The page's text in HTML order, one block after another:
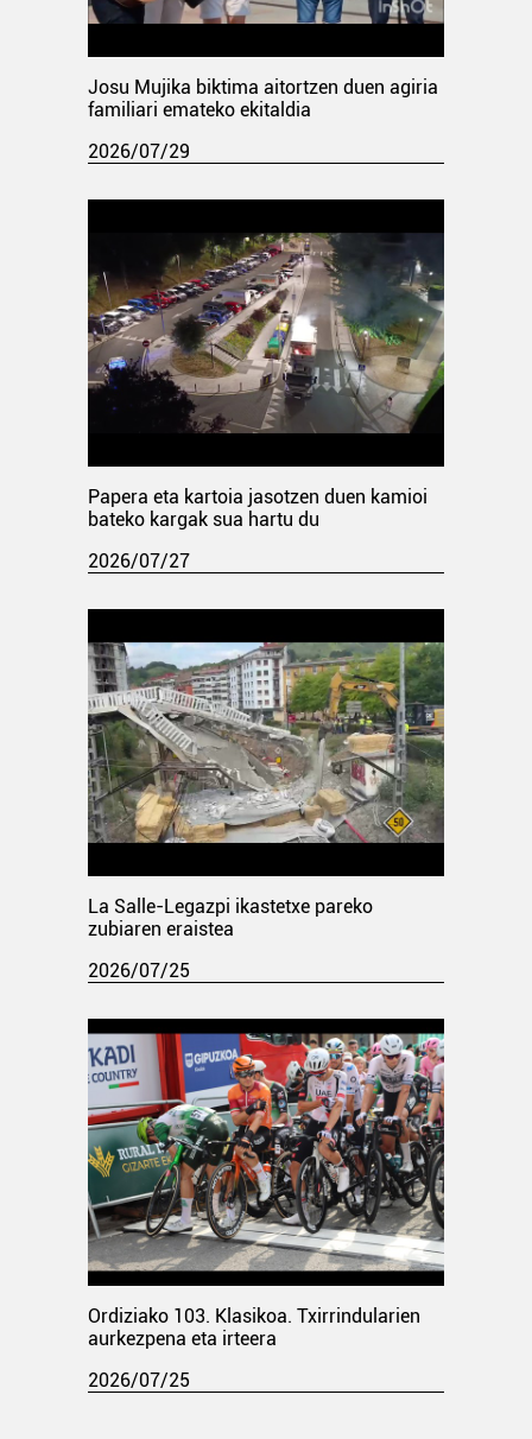
Josu Mujika biktima aitortzen duen agiria
familiari emateko ekitaldia
2026/07/29
Papera eta kartoia jasotzen duen kamioi
bateko kargak sua hartu du
2026/07/27
La Salle-Legazpi ikastetxe pareko
zubiaren eraistea
2026/07/25
Ordiziako 103. Klasikoa. Txirrindularien
aurkezpena eta irteera
2026/07/25